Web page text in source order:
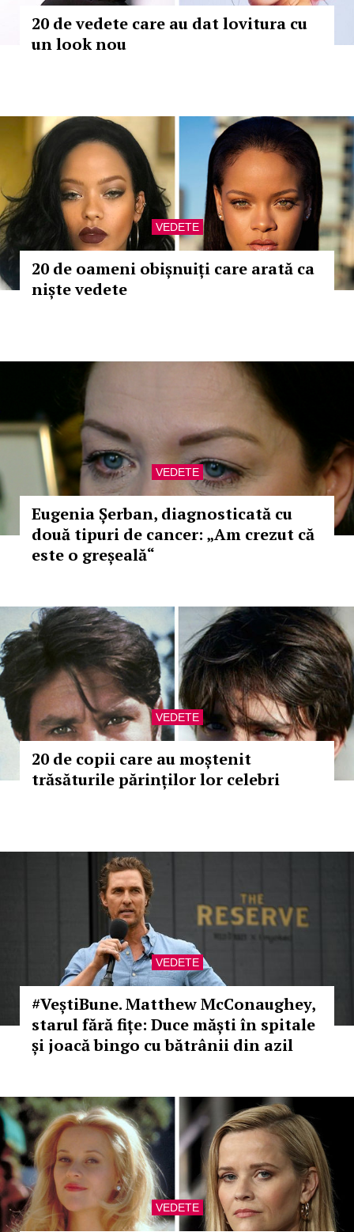
20 de vedete care au dat lovitura cu
un look nou
VEDETE
20 de oameni obișnuiți care arată ca
niște vedete
VEDETE
Eugenia Șerban, diagnosticată cu
două tipuri de cancer: „Am crezut că
este o greșeală“
VEDETE
20 de copii care au moștenit
trăsăturile părinților lor celebri
VEDETE
#VeștiBune. Matthew McConaughey,
starul fără fițe: Duce măști în spitale
și joacă bingo cu bătrânii din azil
VEDETE